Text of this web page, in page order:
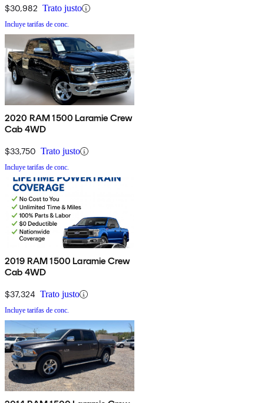
$30,982 Trato justo
Incluye tarifas de conc.
2020 RAM 1500 Laramie Crew
Cab 4WD
$33,750 Trato justo
Incluye tarifas de conc.
2019 RAM 1500 Laramie Crew
Cab 4WD
$37,324 Trato justo
Incluye tarifas de conc.